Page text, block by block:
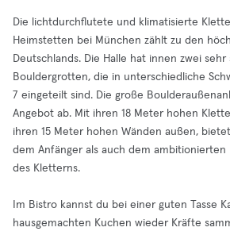
Die lichtdurchflutete und klimatisierte
Heimstetten bei München zählt zu den
Deutschlands. Die Halle hat innen zwei sehr
Bouldergrotten, die in unterschiedliche
7 eingeteilt sind. Die große
Angebot ab. Mit ihren 18 Meter hohen
ihren 15 Meter hohen Wänden außen,
dem Anfänger als auch dem
des Kletterns.
Im Bistro kannst du bei einer guten Tasse
hausgemachten Kuchen wieder Kräfte